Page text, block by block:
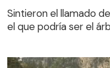
el que podría ser el
Sintieron el llamado
el que podría ser el